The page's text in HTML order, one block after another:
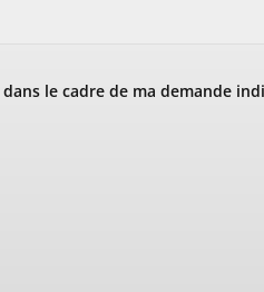
le cadre de ma demande